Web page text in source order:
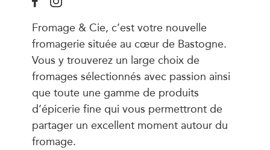
Fromage & Cie, c’est votre nouvelle
fromagerie située au cœur de Bastogne.
Vous y trouverez un large choix de
fromages sélectionnés avec passion ainsi
que toute une gamme de produits
d’épicerie fine qui vous permettront de
partager un excellent moment autour du
fromage.